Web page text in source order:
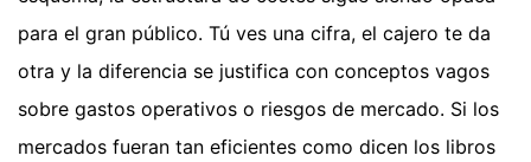
para el gran público. Tú ves una cifra, el cajero te da
otra y la diferencia se justifica con conceptos vagos
sobre gastos operativos o riesgos de mercado. Si los
mercados fueran tan eficientes como dicen los libros